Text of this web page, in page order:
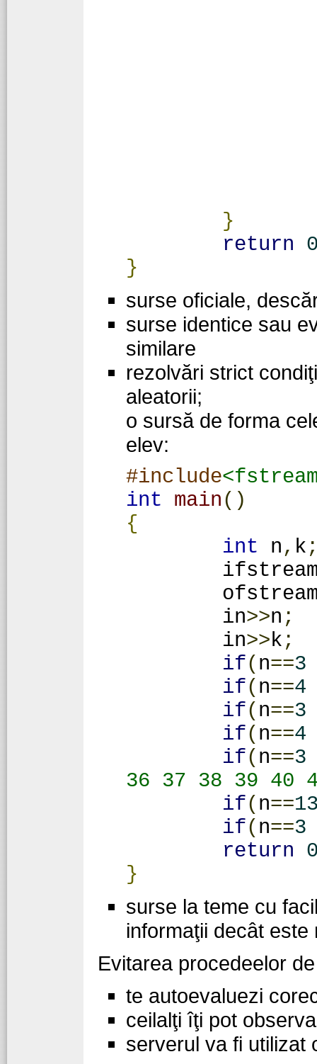
}
return
}
surse oficiale,
surse identice sau
similare
rezolvări strict
aleatorii;
o sursă de forma
elev:
#include
int
main()
{
int n, k
	in
>>n ;
	in
>>k ;
if( n==3
if( n==4
if( n==3
if( n==4
if( n==3
36 37 38 39 40
if( n==
if( n==3
return
}
surse la teme cu
informaţii decât este
Evitarea procedeelor
te autoevaluezi
ceilalţi îţi pot
serverul va fi utilizat